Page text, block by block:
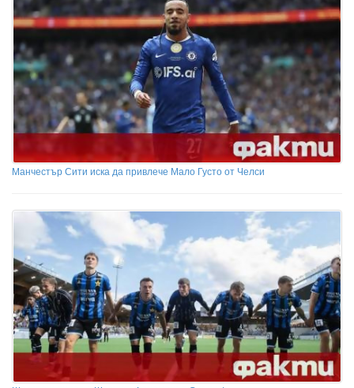
Манчестър Сити иска да привлече Мало Густо от Челси